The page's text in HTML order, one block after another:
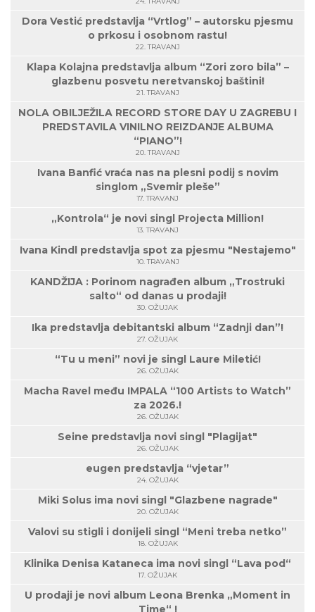
Dora Vestić predstavlja “Vrtlog” – autorsku pjesmu
o prkosu i osobnom rastu!
22. TRAVANJ
Klapa Kolajna predstavlja album “Zori zoro bila” –
glazbenu posvetu neretvanskoj baštini!
21. TRAVANJ
NOLA OBILJEŽILA RECORD STORE DAY U ZAGREBU I
PREDSTAVILA VINILNO REIZDANJE ALBUMA
“PIANO”!
20. TRAVANJ
Ivana Banfić vraća nas na plesni podij s novim
singlom „Svemir pleše”
17. TRAVANJ
„Kontrola“ je novi singl Projecta Million!
13. TRAVANJ
Ivana Kindl predstavlja spot za pjesmu "Nestajemo"
10. TRAVANJ
KANDŽIJA : Porinom nagrađen album „Trostruki
salto“ od danas u prodaji!
30. OŽUJAK
Ika predstavlja debitantski album “Zadnji dan”!
27. OŽUJAK
“Tu u meni” novi je singl Laure Miletić!
26. OŽUJAK
Macha Ravel među IMPALA “100 Artists to Watch”
za 2026.!
26. OŽUJAK
Seine predstavlja novi singl "Plagijat"
26. OŽUJAK
eugen predstavlja “vjetar”
24. OŽUJAK
Miki Solus ima novi singl "Glazbene nagrade"
20. OŽUJAK
Valovi su stigli i donijeli singl “Meni treba netko”
18. OŽUJAK
Klinika Denisa Kataneca ima novi singl “Lava pod“
17. OŽUJAK
U prodaji je novi album Leona Brenka „Moment in
Time“ !